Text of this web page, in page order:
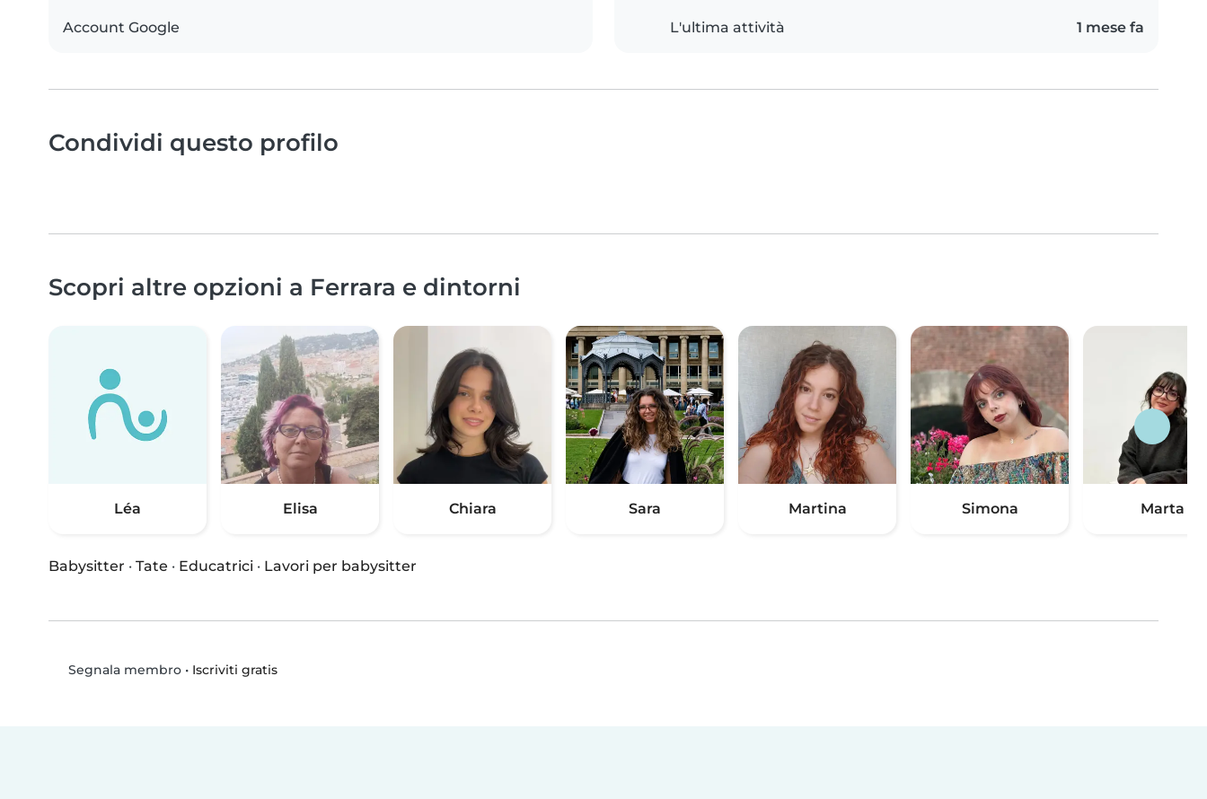
Account Google L'ultima attività 1 mese fa
Condividi questo profilo
Scopri altre opzioni a Ferrara e dintorni
Léa Elisa Chiara Sara Martina Simona Marta
Babysitter · Tate · Educatrici · Lavori per babysitter
Segnala membro• Iscriviti gratis